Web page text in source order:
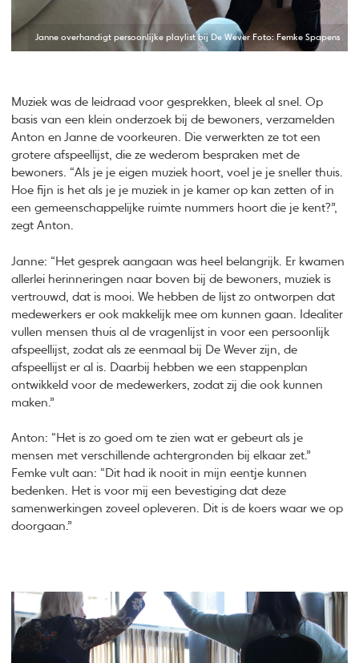
Janne overhandigt persoonlijke playlist bij De Wever Foto: Femke Spapens
Muziek was de leidraad voor gesprekken, bleek al snel. Op
basis van een klein onderzoek bij de bewoners, verzamelden
Anton en Janne de voorkeuren. Die verwerkten ze tot een
grotere afspeellijst, die ze wederom bespraken met de
bewoners. “Als je je eigen muziek hoort, voel je je sneller thuis.
Hoe fijn is het als je je muziek in je kamer op kan zetten of in
een gemeenschappelijke ruimte nummers hoort die je kent?”,
zegt Anton.
Janne: “Het gesprek aangaan was heel belangrijk. Er kwamen
allerlei herinneringen naar boven bij de bewoners, muziek is
vertrouwd, dat is mooi. We hebben de lijst zo ontworpen dat
medewerkers er ook makkelijk mee om kunnen gaan. Idealiter
vullen mensen thuis al de vragenlijst in voor een persoonlijk
afspeellijst, zodat als ze eenmaal bij De Wever zijn, de
afspeellijst er al is. Daarbij hebben we een stappenplan
ontwikkeld voor de medewerkers, zodat zij die ook kunnen
maken.”
Anton: “Het is zo goed om te zien wat er gebeurt als je
mensen met verschillende achtergronden bij elkaar zet.”
Femke vult aan: “Dit had ik nooit in mijn eentje kunnen
bedenken. Het is voor mij een bevestiging dat deze
samenwerkingen zoveel opleveren. Dit is de koers waar we op
doorgaan.”